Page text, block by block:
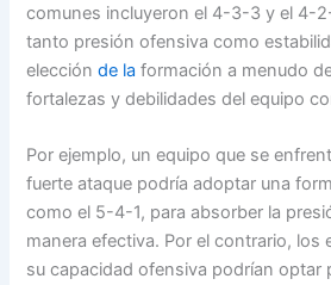
comunes incluyeron el 4-3-3 y el 4-
tanto presión ofensiva como
elecciónde la formación a menudo
fortalezas y debilidades del equipo
Por ejemplo, un equipo que se
fuerte ataque podría adoptar una
como el 5-4-1, para absorber la
manera efectiva. Por el contrario, los
su capacidad ofensiva podrían optar